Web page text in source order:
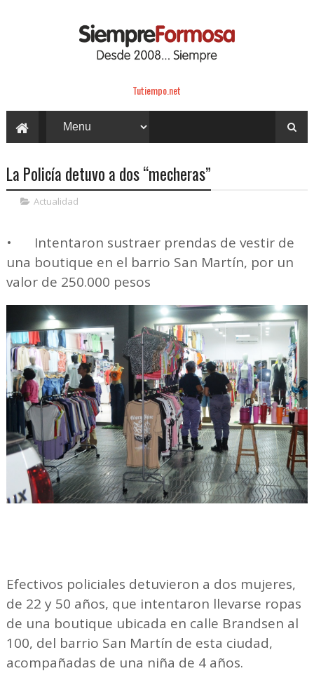
Tutiempo.net
La Policía detuvo a dos “mecheras”
Actualidad
•
Intentaron sustraer prendas de vestir de
una boutique en el barrio San Martín, por un
valor de 250.000 pesos
Efectivos policiales detuvieron a dos mujeres,
de 22 y 50 años, que intentaron llevarse ropas
de una boutique ubicada en calle Brandsen al
100, del barrio San Martín de esta ciudad,
acompañadas de una niña de 4 años.